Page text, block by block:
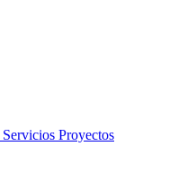
Servicios Proyectos